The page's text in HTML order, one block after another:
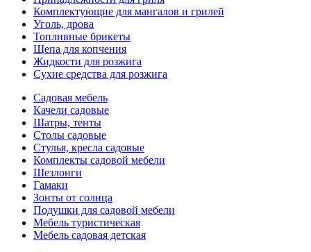
Комплектующие для мангалов и грилей
Уголь, дрова
Топливные брикеты
Щепа для копчения
Жидкости для розжига
Сухие средства для розжига
Садовая мебель
Качели садовые
Шатры, тенты
Столы садовые
Стулья, кресла садовые
Комплекты садовой мебели
Шезлонги
Гамаки
Зонты от солнца
Подушки для садовой мебели
Мебель туристическая
Мебель садовая детская